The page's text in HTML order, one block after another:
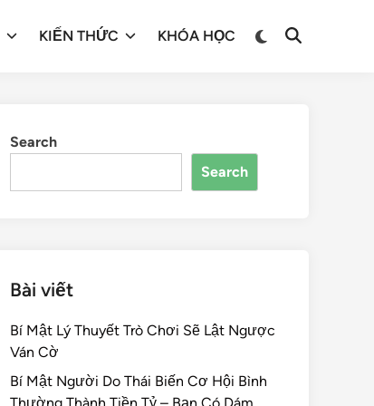
KIẾN THỨC KHÓA HỌC
Search
Search
Bài viết
Bí Mật Lý Thuyết Trò Chơi Sẽ Lật Ngược
Ván Cờ
Bí Mật Người Do Thái Biến Cơ Hội Bình